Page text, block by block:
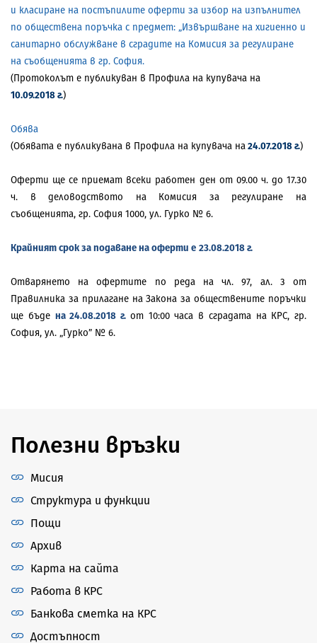
и класиране на постъпилите оферти за избор на изпълнител
по обществена поръчка с предмет: „Извършване на хигиенно и
санитарно обслужване в сградите на Комисия за регулиране
на съобщенията в гр. София.
(Протоколът е публикуван в Профила на купувача на
10.09.2018 г.)
Обява
(Обявата е публикувана в Профилa на купувача на24.07.2018 г.)
Оферти ще се приемат всеки работен ден от 09.00 ч. до 17.30
ч. в деловодството на Комисия за регулиране на
съобщенията, гр. София 1000, ул. Гурко № 6.
Крайният срок за подаване на оферти е 23.08.2018 г.
Отварянето на офертите по реда на чл. 97, ал. 3 от
Правилника за прилагане на Закона за обществените поръчки
ще бъде на 24.08.2018 г. от 10:00 часа в сградата на КРС, гр.
София, ул. „Гурко” № 6.
Полезни връзки
Мисия
Структура и функции
Пощи
Архив
Карта на сайта
Работа в КРС
Банкова сметка на КРС
Достъпност